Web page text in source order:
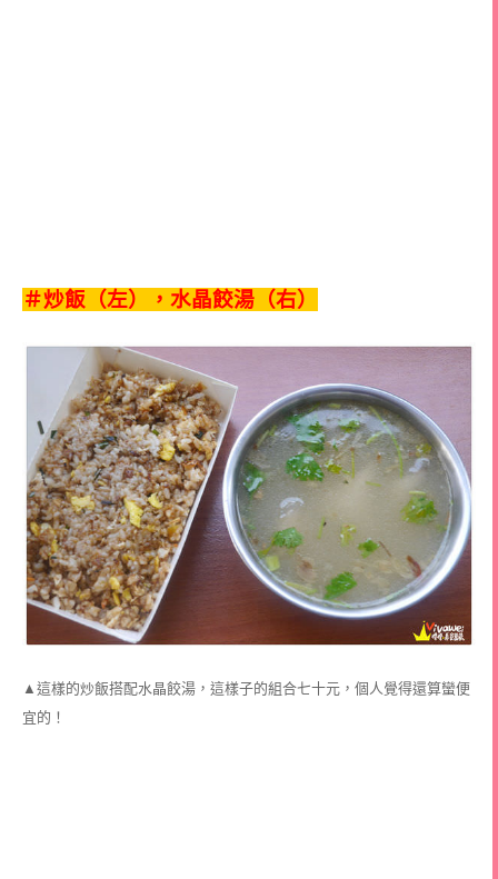
＃炒飯（左），水晶餃湯（右）
▲這樣的炒飯搭配水晶餃湯，這樣子的組合七十元，個人覺得還算蠻便
宜的！